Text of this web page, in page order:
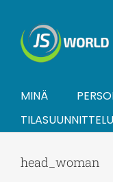
content
MINÄ
head_woman